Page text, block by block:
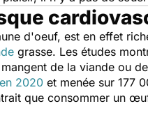
d'oeuf, est en effet
grasse. Les études
de la viande ou
2020 et menée sur 177
que consommer un